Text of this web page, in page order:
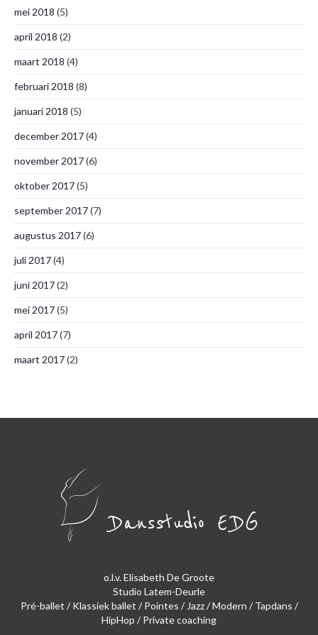
mei 2018 (5)
april 2018 (2)
maart 2018 (4)
februari 2018 (8)
januari 2018 (5)
december 2017(4)
november 2017(6)
oktober 2017(5)
september 2017(7)
augustus 2017(6)
juli 2017(4)
juni 2017(2)
mei 2017(5)
april 2017(7)
maart 2017(2)
o.l.v. Elisabeth De Groote
Studio Latem-Deurle
Pré-ballet / Klassiek ballet / Pointes / Jazz / Modern / Tapdans /
HipHop / Private coaching